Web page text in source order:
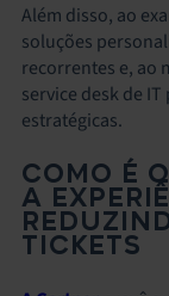
Além disso, ao
soluções
recorrentes e, ao
service desk de
estratégicas.
COMO É
A
TICKETS